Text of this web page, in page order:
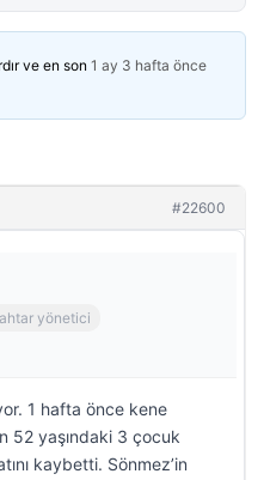
ve en son 1 ay 3 hafta önce
#22600
yönetici
1 hafta önce kene
52 yaşındaki 3 çocuk
kaybetti. Sönmez’in